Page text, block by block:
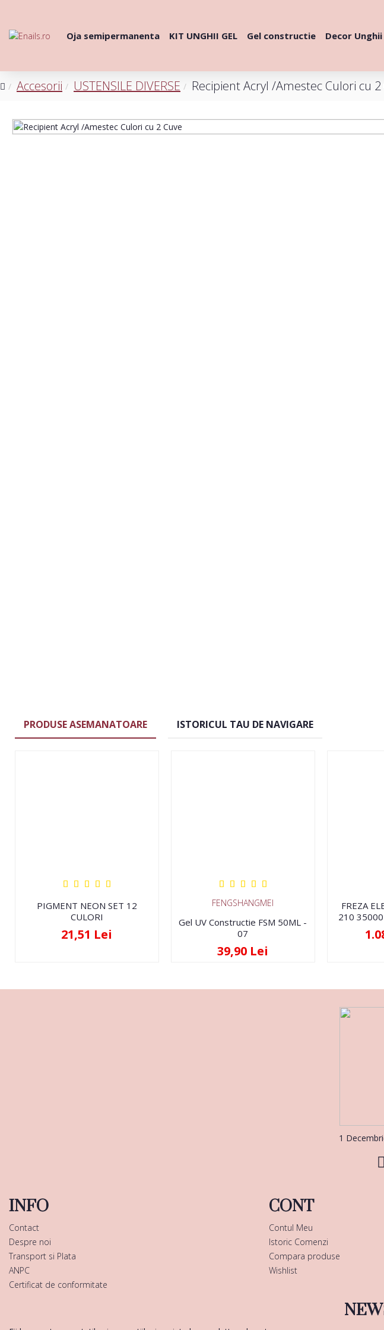
Oja semipermanenta KIT UNGHII GEL Gel constructie Decor Unghii
Accesorii USTENSILE DIVERSE Recipient Acryl /Amestec Culori cu 2
PRODUSE ASEMANATOARE ISTORICUL TAU DE NAVIGARE
PIGMENT NEON SET 12
CULORI
21,51 Lei
FENGSHANGMEI
Gel UV Constructie FSM 50ML -
07
39,90 Lei
FREZA
210
1
INFO
Contact
Despre noi
Transport si Plata
ANPC
Certificat de conformitate
CONT
Contul Meu
Istoric Comenzi
Compara produse
Wishlist